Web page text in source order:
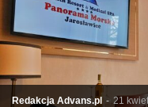
Redakcja Advans.pl - 21